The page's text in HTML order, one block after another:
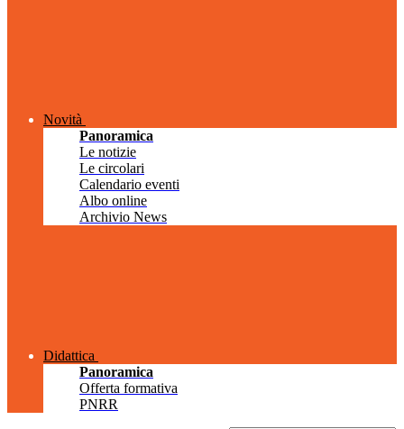
Novità
Panoramica
Le notizie
Le circolari
Calendario eventi
Albo online
Archivio News
Didattica
Panoramica
Offerta formativa
PNRR